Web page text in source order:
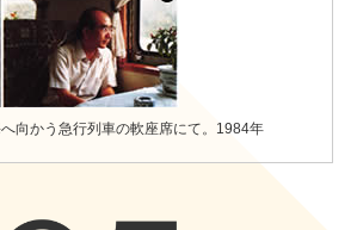
向かう急行列車の軟座席にて。1984年